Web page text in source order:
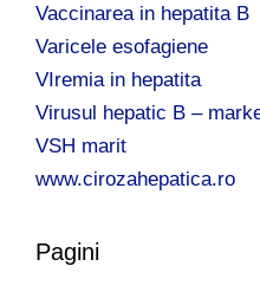
Vaccinarea in hepatita B
Varicele esofagiene
VIremia in hepatita
Virusul hepatic B –
VSH marit
www.cirozahepatica.ro
Pagini